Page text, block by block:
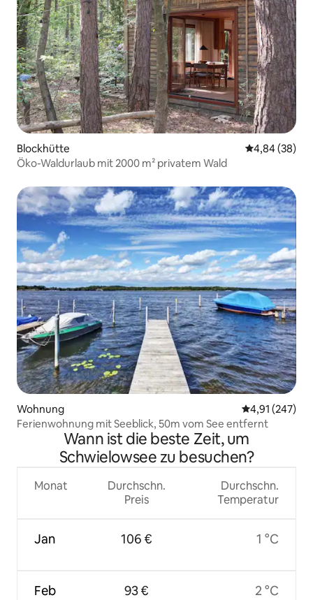
Blockhütte
4,84 (38)
Öko-Waldurlaub mit 2000 m² privatem Wald
Wohnung
4,91 (247)
Ferienwohnung mit Seeblick, 50m vom See entfernt
Wann ist die beste Zeit, um
Schwielowsee zu besuchen?
Monat
Jan
Feb
Durchschn.
Preis
106 €
93 €
Durchschn.
Temperatur
1 °C
2 °C